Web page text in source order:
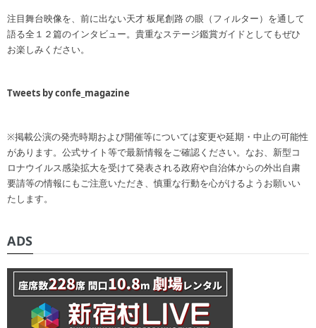
注目舞台映像を、前に出ない天才 板尾創路 の眼（フィルター）を通して
語る全１２篇のインタビュー。貴重なステージ鑑賞ガイドとしてもぜひ
お楽しみください。
Tweets by confe_magazine
※掲載公演の発売時期および開催等については変更や延期・中止の可能性
があります。公式サイト等で最新情報をご確認ください。なお、新型コ
ロナウイルス感染拡大を受けて発表される政府や自治体からの外出自粛
要請等の情報にもご注意いただき、慎重な行動を心がけるようお願いい
たします。
ADS